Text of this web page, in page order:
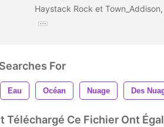
Haystack Rock et
For
Eau Océan Nuage Des
Téléchargé Ce Fichier Ont